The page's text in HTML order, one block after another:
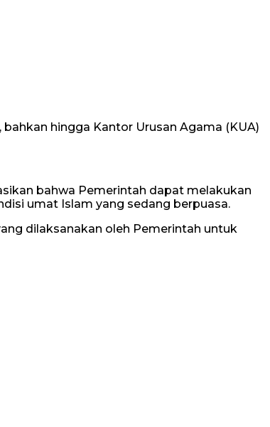
hingga Kantor Urusan Agama (KUA)
bahwa Pemerintah dapat melakukan
umat Islam yang sedang berpuasa.
dilaksanakan oleh Pemerintah untuk